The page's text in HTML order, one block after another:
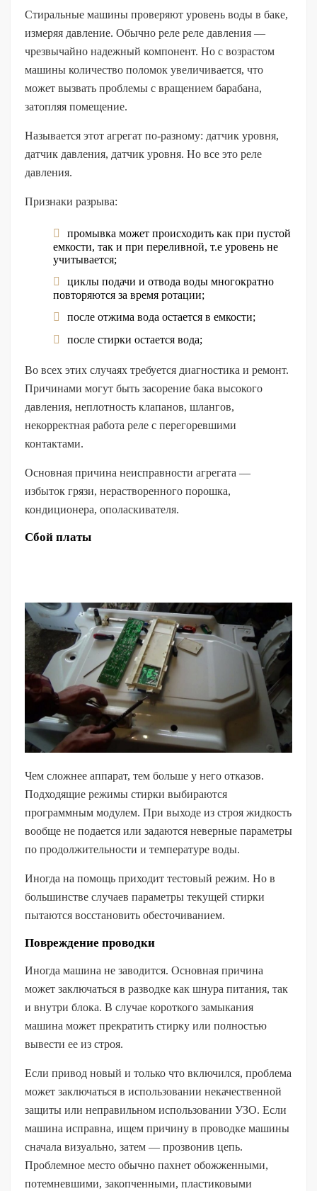
Стиральные машины проверяют уровень воды в баке,
измеряя давление. Обычно реле реле давления —
чрезвычайно надежный компонент. Но с возрастом
машины количество поломок увеличивается, что
может вызвать проблемы с вращением барабана,
затопляя помещение.
Называется этот агрегат по-разному: датчик уровня,
датчик давления, датчик уровня. Но все это реле
давления.
Признаки разрыва:
промывка может происходить как при пустой
емкости, так и при переливной, т.е уровень не
учитывается;
циклы подачи и отвода воды многократно
повторяются за время ротации;
после отжима вода остается в емкости;
после стирки остается вода;
Во всех этих случаях требуется диагностика и ремонт.
Причинами могут быть засорение бака высокого
давления, неплотность клапанов, шлангов,
некорректная работа реле с перегоревшими
контактами.
Основная причина неисправности агрегата —
избыток грязи, нерастворенного порошка,
кондиционера, ополаскивателя.
Сбой платы
Чем сложнее аппарат, тем больше у него отказов.
Подходящие режимы стирки выбираются
программным модулем. При выходе из строя жидкость
вообще не подается или задаются неверные параметры
по продолжительности и температуре воды.
Иногда на помощь приходит тестовый режим. Но в
большинстве случаев параметры текущей стирки
пытаются восстановить обесточиванием.
Повреждение проводки
Иногда машина не заводится. Основная причина
может заключаться в разводке как шнура питания, так
и внутри блока. В случае короткого замыкания
машина может прекратить стирку или полностью
вывести ее из строя.
Если привод новый и только что включился, проблема
может заключаться в использовании некачественной
защиты или неправильном использовании УЗО. Если
машина исправна, ищем причину в проводке машины
сначала визуально, затем — прозвонив цепь.
Проблемное место обычно пахнет обожженными,
потемневшими, закопченными, пластиковыми